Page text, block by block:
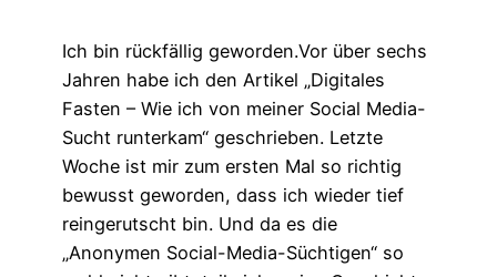
Ich bin rückfällig geworden.Vor über sechs
Jahren habe ich den Artikel „Digitales
Fasten – Wie ich von meiner Social Media-
Sucht runterkam“ geschrieben. Letzte
Woche ist mir zum ersten Mal so richtig
bewusst geworden, dass ich wieder tief
reingerutscht bin. Und da es die
„Anonymen Social-Media-Süchtigen“ so